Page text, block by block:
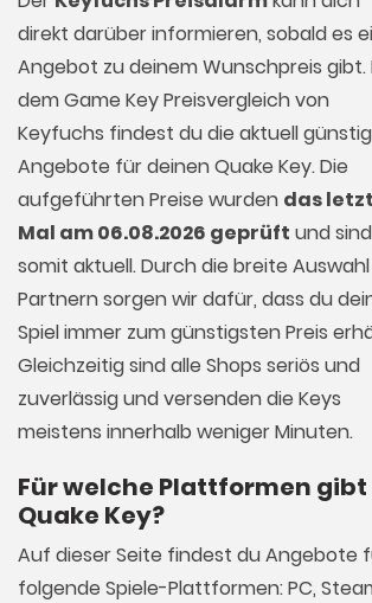
direkt darüber informieren, sobald es
Angebot zu deinem Wunschpreis gibt.
dem Game Key Preisvergleich von
Keyfuchs findest du die aktuell
Angebote für deinen Quake Key. Die
aufgeführten Preise wurden das
Mal am 06.08.2026 geprüft und sind
somit aktuell. Durch die breite
Partnern sorgen wir dafür, dass du
Spiel immer zum günstigsten Preis
Gleichzeitig sind alle Shops seriös und
zuverlässig und versenden die Keys
meistens innerhalb weniger Minuten.
Für welche Plattformen gibt
Quake Key?
Auf dieser Seite findest du Angebote
folgende Spiele-Plattformen: PC,